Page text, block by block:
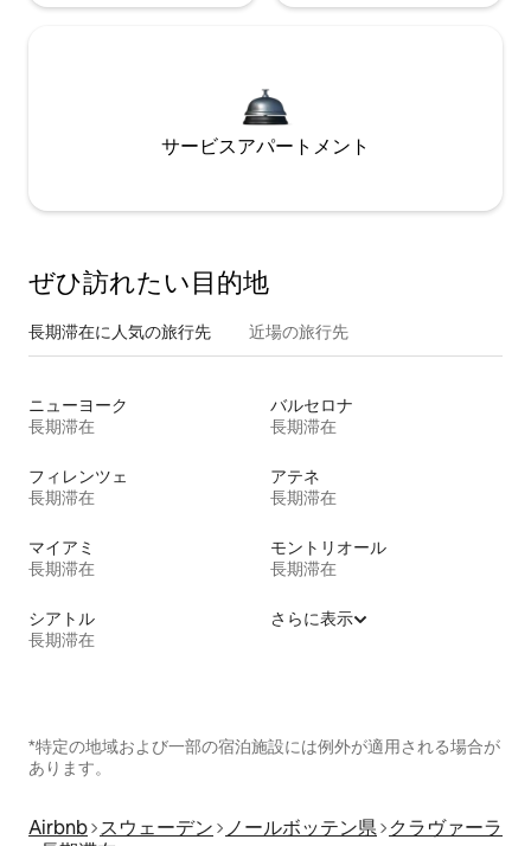
サービスアパートメント
ぜひ訪⁠れ⁠た⁠い目⁠的⁠地
長期滞在に人気の旅行先 近場の旅行先
ニューヨーク
長期滞在
バルセロナ
長期滞在
フィレンツェ
長期滞在
アテネ
長期滞在
マイアミ
長期滞在
モントリオール
長期滞在
シアトル
長期滞在
さらに表示
*特定の地域および一部の宿泊施設には例外が適用される場合が
あります。
Airbnb スウェーデン ノールボッテン県 クラヴァーラ